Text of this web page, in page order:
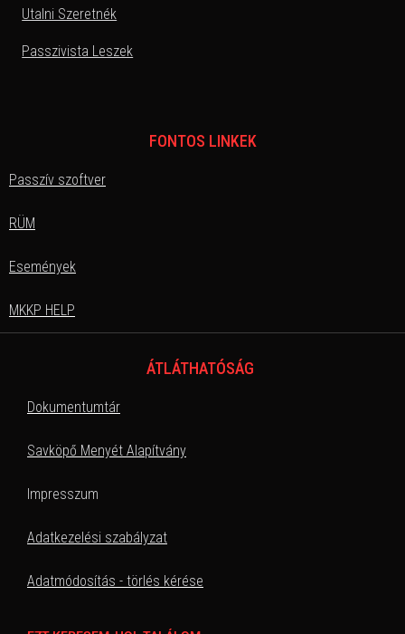
Utalni Szeretnék
Passzivista Leszek
FONTOS LINKEK
Passzív szoftver
RÜM
Események
MKKP HELP
ÁTLÁTHATÓSÁG
Dokumentumtár
Savköpő Menyét Alapítvány
Impresszum
Adatkezelési szabályzat
Adatmódosítás - törlés kérése